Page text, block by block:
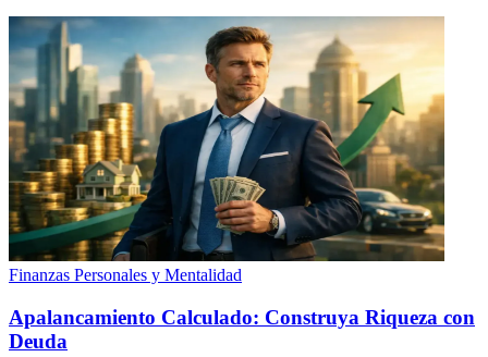
Finanzas Personales y Mentalidad
Apalancamiento Calculado: Construya Riqueza con
Deuda